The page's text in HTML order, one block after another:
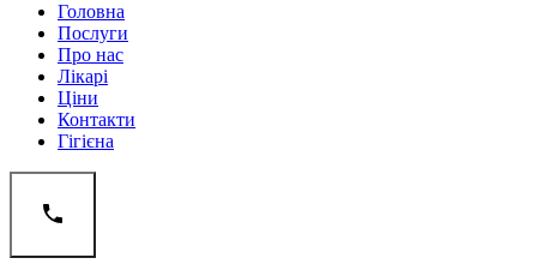
Головна
Послуги
Про нас
Лікарі
Ціни
Контакти
Гігієна